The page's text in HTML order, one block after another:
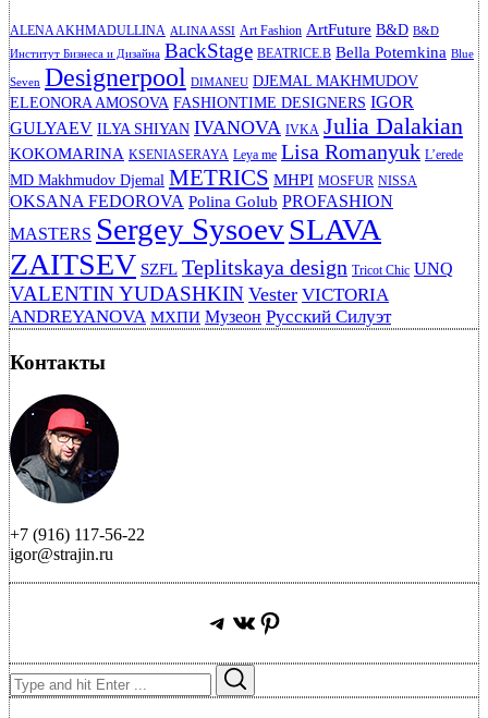
ALENA AKHMADULLINA ALINA ASSI Art Fashion ArtFuture B&D B&D
Институт Бизнеса и Дизайна BackStage BEATRICE.B Bella Potemkina Blue
Seven Designerpool DIMANEU DJEMAL MAKHMUDOV
ELEONORA AMOSOVA FASHIONTIME DESIGNERS IGOR
GULYAEV ILYA SHIYAN IVANOVA IVKA Julia Dalakian
KOKOMARINA KSENIASERAYA Leya me Lisa Romanyuk L’erede
MD Makhmudov Djemal METRICS MHPI MOSFUR NISSA
OKSANA FEDOROVA Polina Golub PROFASHION
MASTERS Sergey SysoevSLAVA
ZAITSEV SZFL Teplitskaya design Tricot Chic UNQ
VALENTIN YUDASHKIN Vester VICTORIA
ANDREYANOVA МХПИ Музеон Русский Силуэт
Контакты
+7 (916) 117-56-22
igor@strajin.ru
Telegram
ВКонтакте
Pinterest
Search
for: